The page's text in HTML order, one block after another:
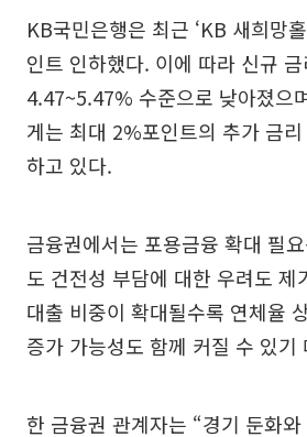
KB국민은행은 최근 ‘KB 새희망
인트 인하했다. 이에 따라 신규 금
4.47~5.47% 수준으로 낮아졌으
게는 최대 2%포인트의 추가 금
하고 있다.
금융권에서는 포용금융 확대 필
도 건전성 부담에 대한 우려도 제
대출 비중이 확대될수록 연체율
증가 가능성도 함께 커질 수 있기
한 금융권 관계자는 “경기 둔화